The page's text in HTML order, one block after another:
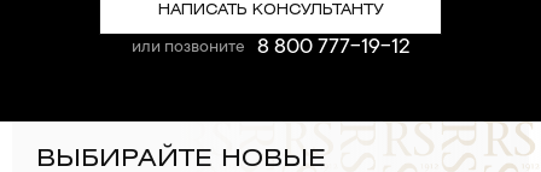
НАПИСАТЬ КОНСУЛЬТАНТУ
или позвоните 8 800 777-19-12
ВЫБИРАЙТЕ НОВЫЕ